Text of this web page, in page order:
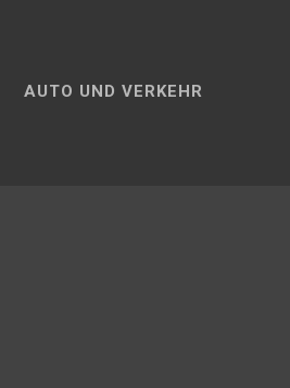
AUTO UND VERKEHR